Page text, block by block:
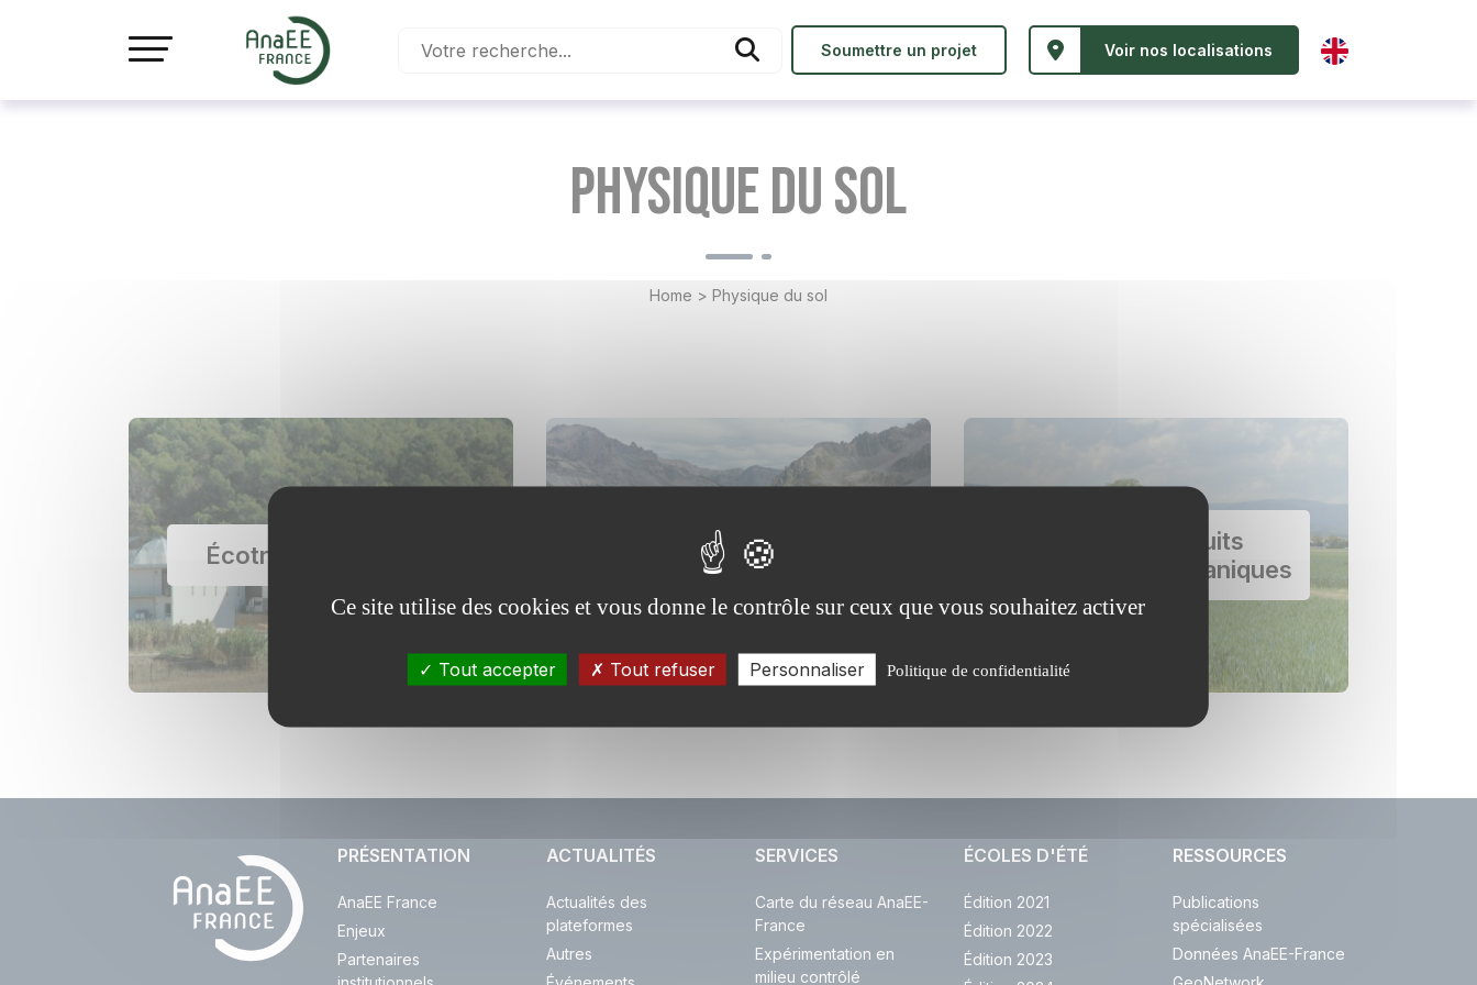
Soumettre un projet Voir nos localisations
Physique du sol
Home > Physique du sol
Écotron Montpellier Jardin du Lautaret
PRO – Produits
Résiduaires Organiques
PRÉSENTATION
AnaEE France
Enjeux
Partenaires
ACTUALITÉS
Actualités des
plateformes
Autres
SERVICES
Carte du réseau AnaEE-
France
Expérimentation en
milieu contrôlé
ÉCOLES D'ÉTÉ
Édition 2021
Édition 2022
Édition 2023
RESSOURCES
Publications
spécialisées
Données AnaEE-France
Ce site utilise des cookies et vous donne le contrôle sur ceux que vous souhaitez activer
Tout accepter Tout refuser Personnaliser Politique de confidentialité